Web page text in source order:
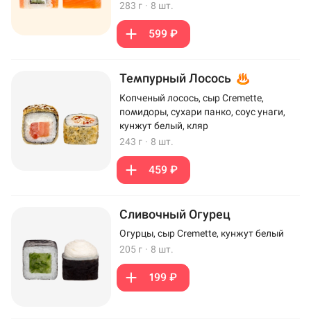
283 г · 8 шт.
599 ₽
Темпурный Лосось
Копченый лосось, сыр Cremette,
помидоры, сухари панко, соус унаги,
кунжут белый, кляр
243 г · 8 шт.
459 ₽
Сливочный Огурец
Огурцы, сыр Cremette, кунжут белый
205 г · 8 шт.
199 ₽